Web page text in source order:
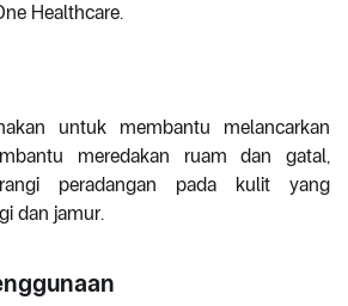
Healthcare.
untuk membantu melancarkan
meredakan ruam dan gatal,
peradangan pada kulit yang
dan jamur.